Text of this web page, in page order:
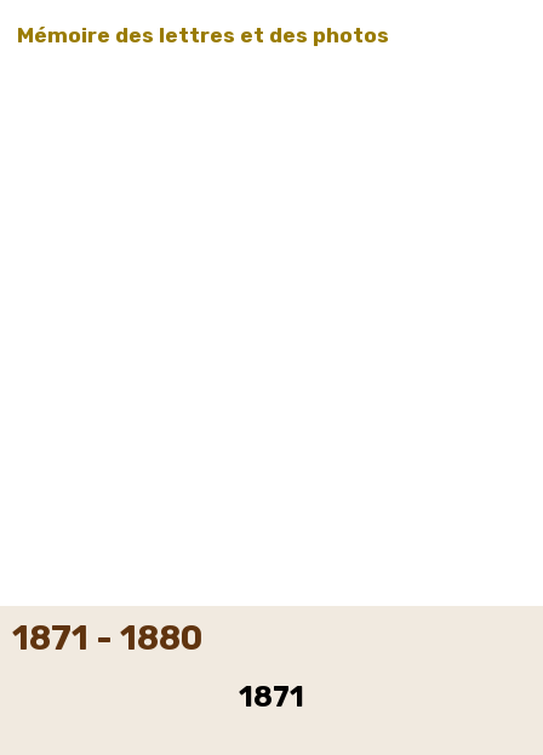
Mémoire des lettres et des photos
1871 - 1880
1871